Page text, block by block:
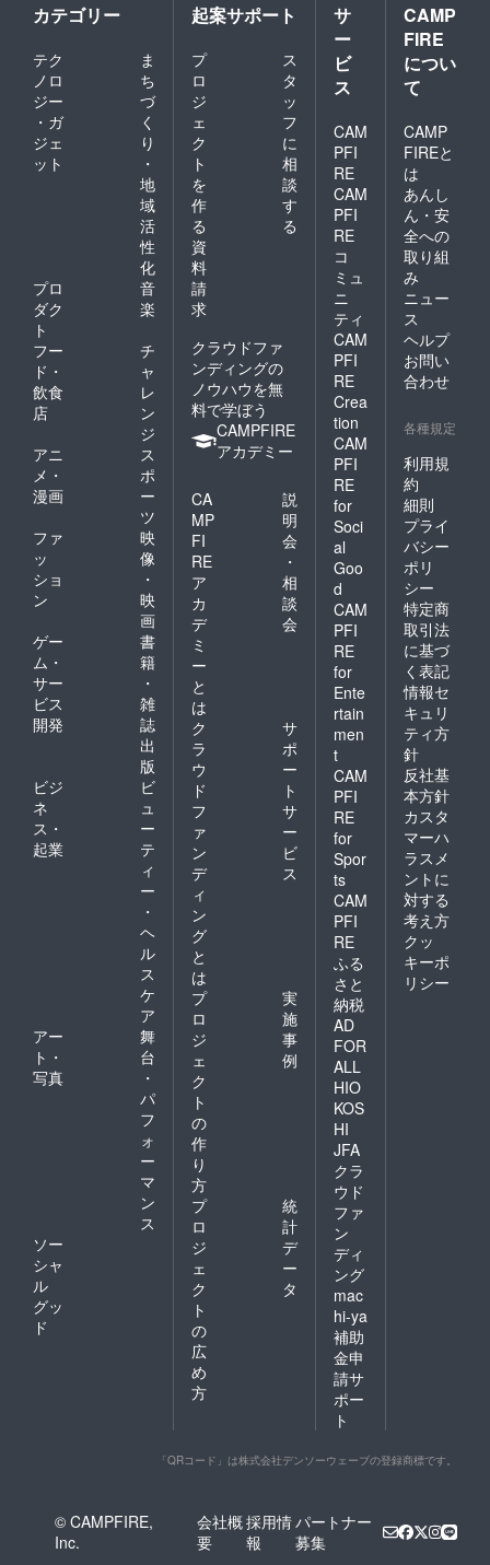
カテゴリー
テク
ノロ
ジー
・ガ
ジェ
ット
ま
ち
づ
く
り
・
地
域
活
性
化
プロ
ダク
ト
音
楽
フー
ド・
飲食
店
チ
ャ
レ
ン
ジ
アニ
メ・
漫画
ス
ポ
ー
ツ
ファ
ッ
ショ
ン
映
像
・
映
画
ゲー
ム・
サー
ビス
開発
書
籍
・
雑
誌
出
版
ビジ
ネ
ス・
起業
ビ
ュ
ー
テ
ィ
ー
・
ヘ
ル
ス
ケ
ア
アー
ト・
写真
舞
台
・
パ
フ
ォ
ー
マ
ン
ス
ソー
シャ
ル
グッ
ド
起案サポート
プ
ロ
ジ
ェ
ク
ト
を
作
る
ス
タ
ッ
フ
に
相
談
す
る
資
料
請
求
クラウドファ
ンディングの
ノウハウを無
料で学ぼう
CAMPFIRE
アカデミー
CA
MP
FI
RE
ア
カ
デ
ミ
ー
と
は
説
明
会
・
相
談
会
ク
ラ
ウ
ド
フ
ァ
ン
デ
ィ
ン
グ
と
は
サ
ポ
ー
ト
サ
ー
ビ
ス
プ
ロ
ジ
ェ
ク
ト
の
作
り
方
実
施
事
例
プ
ロ
ジ
ェ
ク
ト
の
広
め
方
統
計
デ
ー
タ
サ
ー
ビ
ス
CAM
PFI
RE
CAM
PFI
RE
コ
ミュ
ニ
ティ
CAM
PFI
RE
Crea
tion
CAM
PFI
RE
for
Soci
al
Goo
d
CAM
PFI
RE
for
Ente
rtain
men
t
CAM
PFI
RE
for
Spor
ts
CAM
PFI
RE
ふる
さと
納税
AD
FOR
ALL
HIO
KOS
HI
JFA
クラ
ウド
ファ
ン
ディ
ング
mac
hi-ya
補助
金申
請サ
ポー
ト
CAMP
FIRE
につい
て
CAMP
FIREと
は
あんし
ん・安
全への
取り組
み
ニュー
ス
ヘルプ
お問い
合わせ
各種規定
利用規
約
細則
プライ
バシー
ポリ
シー
特定商
取引法
に基づ
く表記
情報セ
キュリ
ティ方
針
反社基
本方針
カスタ
マーハ
ラスメ
ントに
対する
考え方
クッ
キーポ
リシー
「QRコード」は株式会社デンソーウェーブの登録商標です。
© CAMPFIRE,
Inc.
会社概
要
採用情
報
パートナー
募集